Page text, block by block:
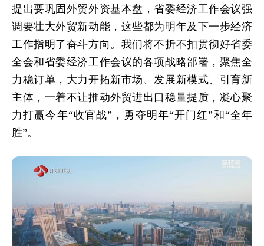
提出要巩固外贸外资基本盘，省委经济工作会议强
调要壮大外贸新动能，这些都为明年及下一步经济
工作指明了奋斗方向。我们将不折不扣贯彻好省委
全会和省委经济工作会议的各项战略部署，聚焦全
力稳订单，大力开拓新市场、发展新模式、引育新
主体，一着不让推动外贸进出口稳量提质，凝心聚
力打赢今年“收官战”，勇夺明年“开门红”和“全年
胜”。